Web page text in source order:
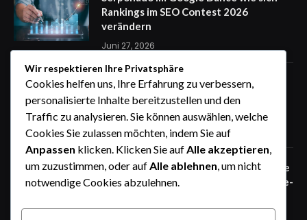
Rankings im SEO Contest 2026
verändern
Juni 27, 2026
Zaunfelder von WIŚNIOWSKI –
professionelle Lösungen für sichere
Unternehmensgelände
Juni 25, 2026
Zaunfelder von WIŚNIOWSKI – robuste
Systemlösungen für moderne Industrie-
Wir respektieren Ihre Privatsphäre
Cookies helfen uns, Ihre Erfahrung zu verbessern,
personalisierte Inhalte bereitzustellen und den
Traffic zu analysieren. Sie können auswählen, welche
Cookies Sie zulassen möchten, indem Sie auf
Anpassen klicken. Klicken Sie aufAlle akzeptieren,
um zuzustimmen, oder aufAlle ablehnen, um nicht
notwendige Cookies abzulehnen.